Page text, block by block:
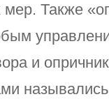
Также
и